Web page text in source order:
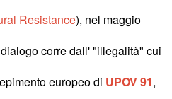
Resistance), nel maggio
corre dall' "illegalità" cui
europeo di UPOV 91,